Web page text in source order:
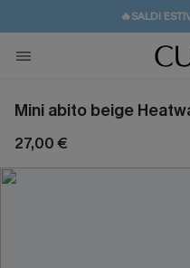
🔥SALDI
💌REGALO PER I
Mini abito beige
27,00 €